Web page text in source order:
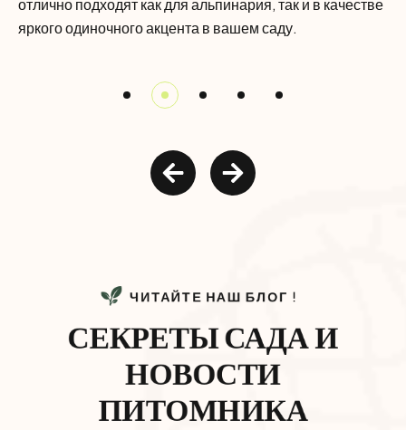
отлично подходят как для альпинария, так и в качестве
яркого одиночного акцента в вашем саду.
ЧИТАЙТЕ НАШ БЛОГ !
СЕКРЕТЫ САДА И
НОВОСТИ
ПИТОМНИКА